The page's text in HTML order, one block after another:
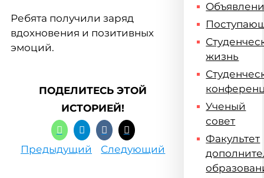
Ребята получили заряд
вдохновения и позитивных
эмоций.
ПОДЕЛИТЕСЬ ЭТОЙ
ИСТОРИЕЙ!
Предыдущий Следующий
жизнь
Ученый
совет
Факультет